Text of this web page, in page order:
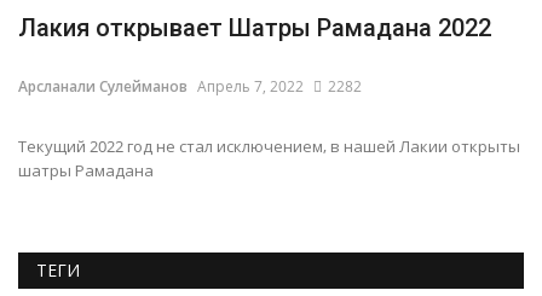
Лакия открывает Шатры Рамадана 2022
Арсланали Сулейманов Апрель 7, 2022 2282
Текущий 2022 год не стал исключением, в нашей Лакии открыты
шатры Рамадана
ТЕГИ